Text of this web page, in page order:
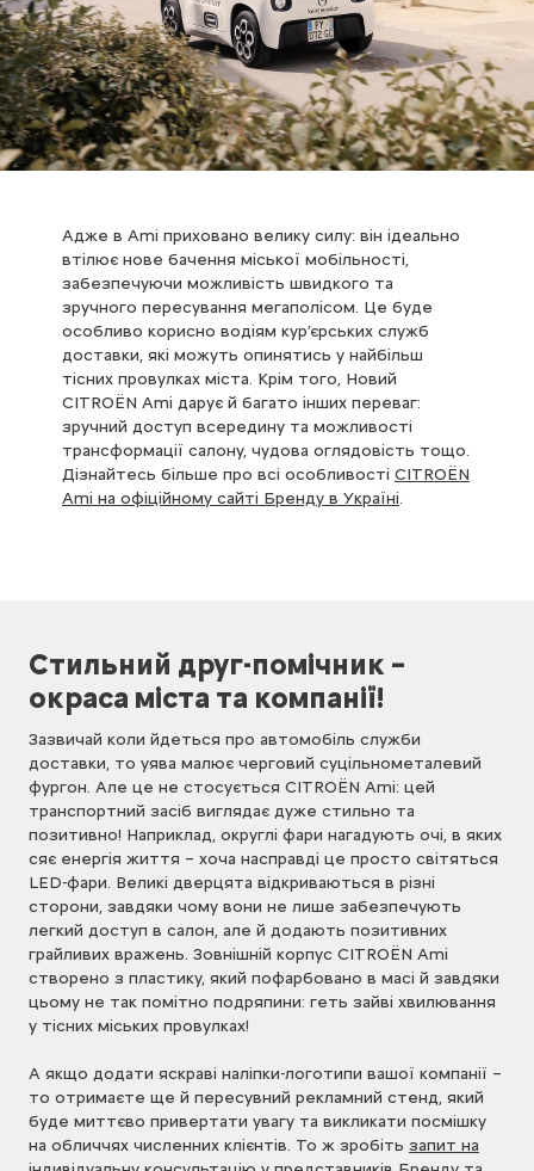
Адже в Ami приховано велику силу: він ідеально
втілює нове бачення міської мобільності,
забезпечуючи можливість швидкого та
зручного пересування мегаполісом. Це буде
особливо корисно водіям кур’єрських служб
доставки, які можуть опинятись у найбільш
тісних провулках міста. Крім того, Новий
CITROЁN Ami дарує й багато інших переваг:
зручний доступ всередину та можливості
трансформації салону, чудова оглядовість тощо.
Дізнайтесь більше про всі особливості CITROЁN
Ami на офіційному сайті Бренду в Україні.
Стильний друг-помічник –
окраса міста та компанії!
Зазвичай коли йдеться про автомобіль служби
доставки, то уява малює черговий суцільнометалевий
фургон. Але це не стосується CITROЁN Ami: цей
транспортний засіб виглядає дуже стильно та
позитивно! Наприклад, округлі фари нагадують очі, в яких
сяє енергія життя – хоча насправді це просто світяться
LED-фари. Великі дверцята відкриваються в різні
сторони, завдяки чому вони не лише забезпечують
легкий доступ в салон, але й додають позитивних
грайливих вражень. Зовнішній корпус CITROЁN Ami
створено з пластику, який пофарбовано в масі й завдяки
цьому не так помітно подряпини: геть зайві хвилювання
у тісних міських провулках!
А якщо додати яскраві наліпки-логотипи вашої компанії –
то отримаєте ще й пересувний рекламний стенд, який
буде миттєво привертати увагу та викликати посмішку
на обличчях численних клієнтів. То ж зробіть запит на